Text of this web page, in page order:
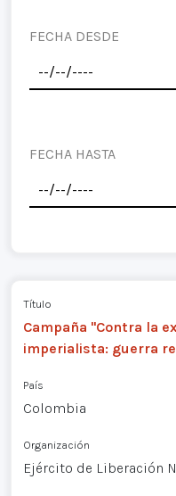
FECHA DESDE
FECHA HASTA
Título
Campaña "Contra la
imperialista: guerra
País
Colombia
Organización
Ejército de Liberación